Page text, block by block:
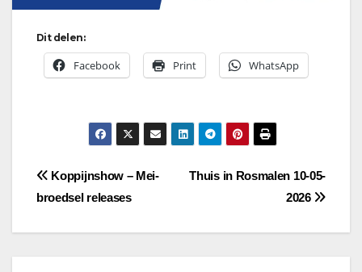
Dit delen:
Facebook Print WhatsApp
Bericht
Thuis in Rosmalen 10-05-
2026
Koppijnshow – Mei-
broedsel releases